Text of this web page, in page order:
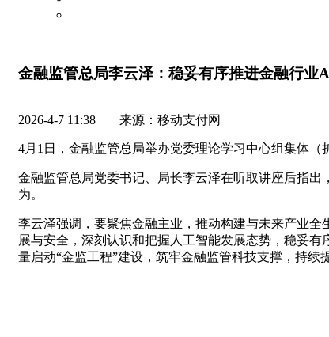
金融监管总局李云泽：稳妥有序推进金融行
2026-4-7 11:38 来源：移动支付网
4月1日，金融监管总局举办党委理论学习中心组集体
金融监管总局党委书记、局长李云泽在听取讲座后指
为。
李云泽强调，要聚焦金融主业，推动构建与未来产业
展与安全，深刻认识和把握人工智能发展态势，稳妥
量启动“金监工程”建设，筑牢金融监管科技支撑，持续